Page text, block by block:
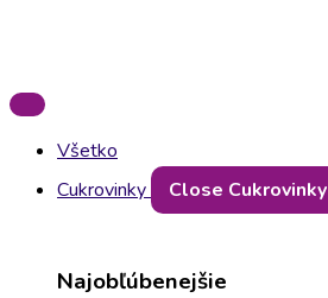
Všetko
Cukrovinky
Close Cukrovinky
Najobľúbenejšie